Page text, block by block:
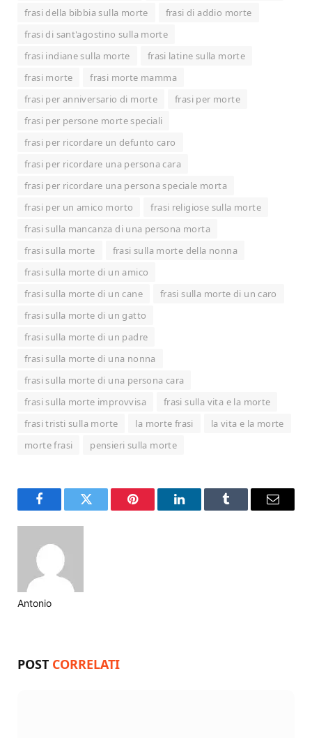
frasi della bibbia sulla morte
frasi di addio morte
frasi di sant'agostino sulla morte
frasi indiane sulla morte
frasi latine sulla morte
frasi morte
frasi morte mamma
frasi per anniversario di morte
frasi per morte
frasi per persone morte speciali
frasi per ricordare un defunto caro
frasi per ricordare una persona cara
frasi per ricordare una persona speciale morta
frasi per un amico morto
frasi religiose sulla morte
frasi sulla mancanza di una persona morta
frasi sulla morte
frasi sulla morte della nonna
frasi sulla morte di un amico
frasi sulla morte di un cane
frasi sulla morte di un caro
frasi sulla morte di un gatto
frasi sulla morte di un padre
frasi sulla morte di una nonna
frasi sulla morte di una persona cara
frasi sulla morte improvvisa
frasi sulla vita e la morte
frasi tristi sulla morte
la morte frasi
la vita e la morte
morte frasi
pensieri sulla morte
FacebookTwitter Pinterest LinkedInTumblr Email
Antonio
POST CORRELATI